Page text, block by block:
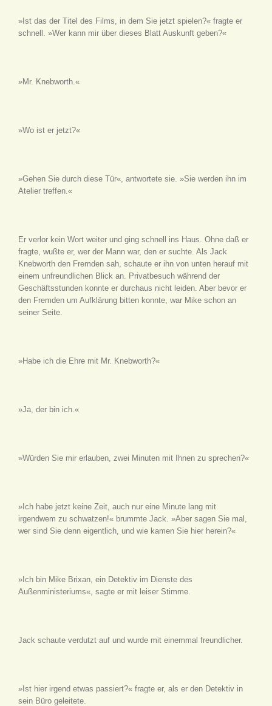
»Ist das der Titel des Films, in dem Sie jetzt spielen?« fragte er
schnell. »Wer kann mir über dieses Blatt Auskunft geben?«
»Mr. Knebworth.«
»Wo ist er jetzt?«
»Gehen Sie durch diese Tür«, antwortete sie. »Sie werden ihn im
Atelier treffen.«
Er verlor kein Wort weiter und ging schnell ins Haus. Ohne daß er
fragte, wußte er, wer der Mann war, den er suchte. Als Jack
Knebworth den Fremden sah, schaute er ihn von unten herauf mit
einem unfreundlichen Blick an. Privatbesuch während der
Geschäftsstunden konnte er durchaus nicht leiden. Aber bevor er
den Fremden um Aufklärung bitten konnte, war Mike schon an
seiner Seite.
»Habe ich die Ehre mit Mr. Knebworth?«
»Ja, der bin ich.«
»Würden Sie mir erlauben, zwei Minuten mit Ihnen zu sprechen?«
»Ich habe jetzt keine Zeit, auch nur eine Minute lang mit
irgendwem zu schwatzen!« brummte Jack. »Aber sagen Sie mal,
wer sind Sie denn eigentlich, und wie kamen Sie hier herein?«
»Ich bin Mike Brixan, ein Detektiv im Dienste des
Außenministeriums«, sagte er mit leiser Stimme.
Jack schaute verdutzt auf und wurde mit einemmal freundlicher.
»Ist hier irgend etwas passiert?« fragte er, als er den Detektiv in
sein Büro geleitete.